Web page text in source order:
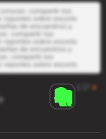
compartir tus
reportes sobre escorts
de encuentros y
compartir tus
reportes sobre escorts
de encuentros y
compartir tus
reportes sobre escorts
★